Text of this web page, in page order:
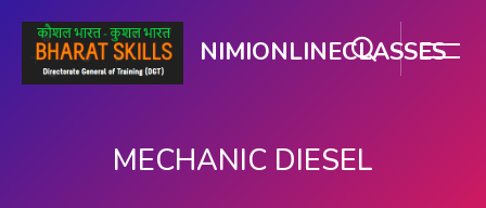
NIMIONLINECLASSES
MECHANIC DIESEL